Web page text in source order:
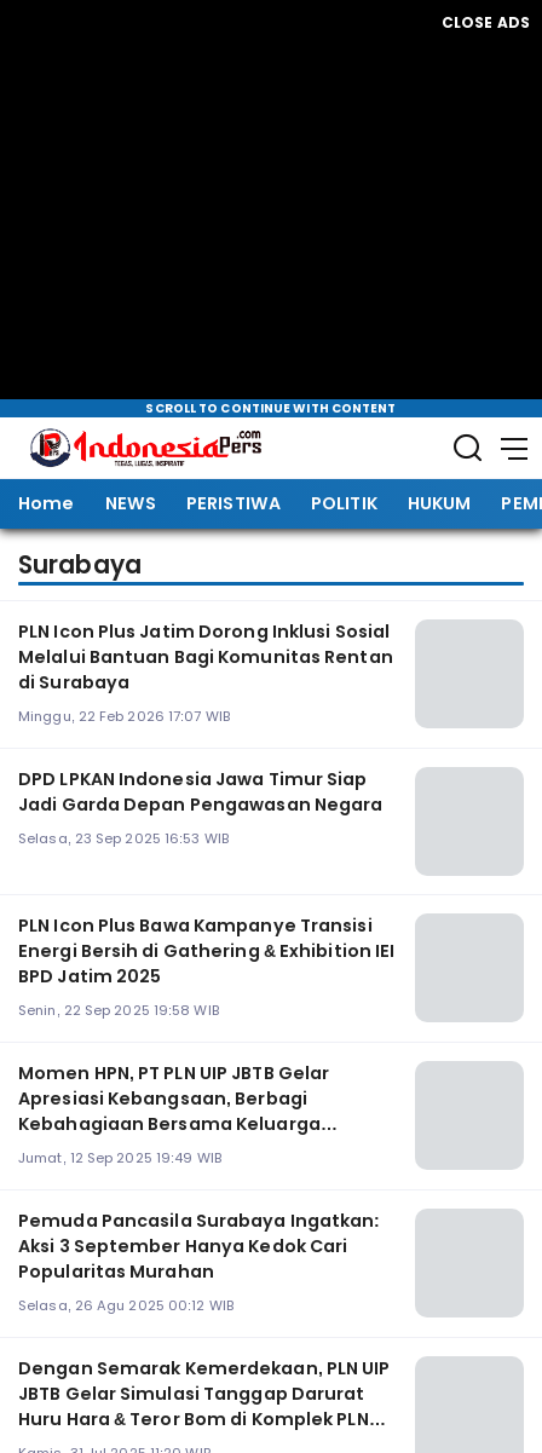
CLOSE ADS
SCROLL TO CONTINUE WITH CONTENT
Home NEWS PERISTIWA POLITIK HUKUM
Surabaya
PLN Icon Plus Jatim Dorong Inklusi Sosial
Melalui Bantuan Bagi Komunitas Rentan
di Surabaya
Minggu, 22 Feb 2026 17:07 WIB
DPD LPKAN Indonesia Jawa Timur Siap
Jadi Garda Depan Pengawasan Negara
Selasa, 23 Sep 2025 16:53 WIB
PLN Icon Plus Bawa Kampanye Transisi
Energi Bersih di Gathering & Exhibition IEI
BPD Jatim 2025
Senin, 22 Sep 2025 19:58 WIB
Momen HPN, PT PLN UIP JBTB Gelar
Apresiasi Kebangsaan, Berbagi
Kebahagiaan Bersama Keluarga
Veteran dengan YBM PT PLN
Jumat, 12 Sep 2025 19:49 WIB
Pemuda Pancasila Surabaya Ingatkan:
Aksi 3 September Hanya Kedok Cari
Popularitas Murahan
Selasa, 26 Agu 2025 00:12 WIB
Dengan Semarak Kemerdekaan, PLN UIP
JBTB Gelar Simulasi Tanggap Darurat
Huru Hara & Teror Bom di Komplek PLN
Ketintang